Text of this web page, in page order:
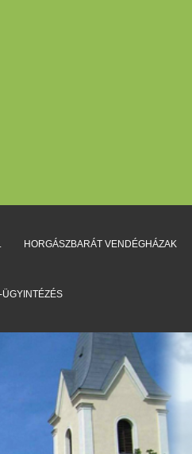
HORGÁSZBARÁT VENDÉGHÁZAK
ÜGYINTÉZÉS